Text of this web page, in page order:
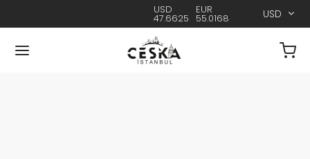
USD
47.6625
EUR
55.0168 USD